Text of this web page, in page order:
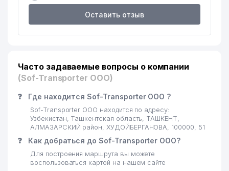
Оставить отзыв
Часто задаваемые вопросы о компании
(Sof-Transporter ООО)
❓ Где находится Sof-Transporter ООО ?
Sof-Transporter ООО находится по адресу:
Узбекистан, Ташкентская область, ТАШКЕНТ,
АЛМАЗАРСКИЙ район, ХУДОЙБЕРГАНОВА, 100000, 51
❓ Как добраться до Sof-Transporter ООО?
Для построения маршрута вы можете
воспользоваться картой на нашем сайте